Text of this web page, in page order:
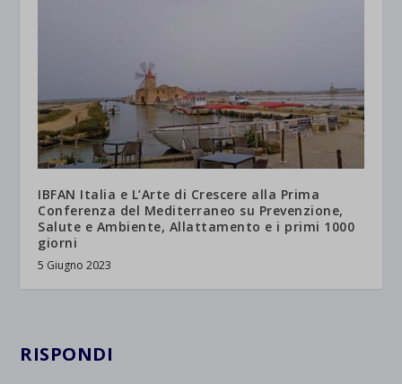
IBFAN Italia e L’Arte di Crescere alla Prima
Conferenza del Mediterraneo su Prevenzione,
Salute e Ambiente, Allattamento e i primi 1000
giorni
5 Giugno 2023
RISPONDI